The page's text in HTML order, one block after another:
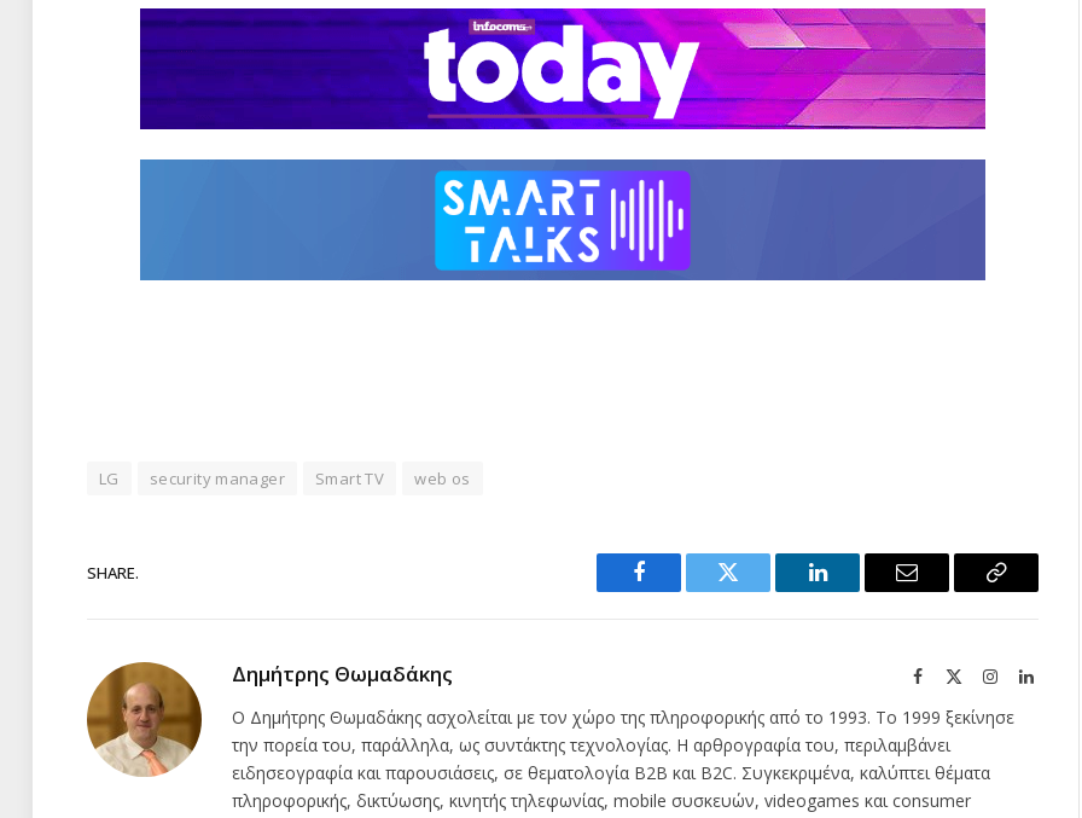
LG security manager Smart TV web os
SHARE.
Facebook Twitter LinkedIn Email
Copy
Δημήτρης Θωμαδάκης Facebook Instagram
Ο Δημήτρης Θωμαδάκης ασχολείται με τον χώρο της πληροφορικής από το 1993. Το 1999 ξεκίνησε
την πορεία του, παράλληλα, ως συντάκτης τεχνολογίας. Η αρθρογραφία του, περιλαμβάνει
ειδησεογραφία και παρουσιάσεις, σε θεματολογία B2B και B2C. Συγκεκριμένα, καλύπτει θέματα
πληροφορικής, δικτύωσης, κινητής τηλεφωνίας, mobile συσκευών, videogames και consumer